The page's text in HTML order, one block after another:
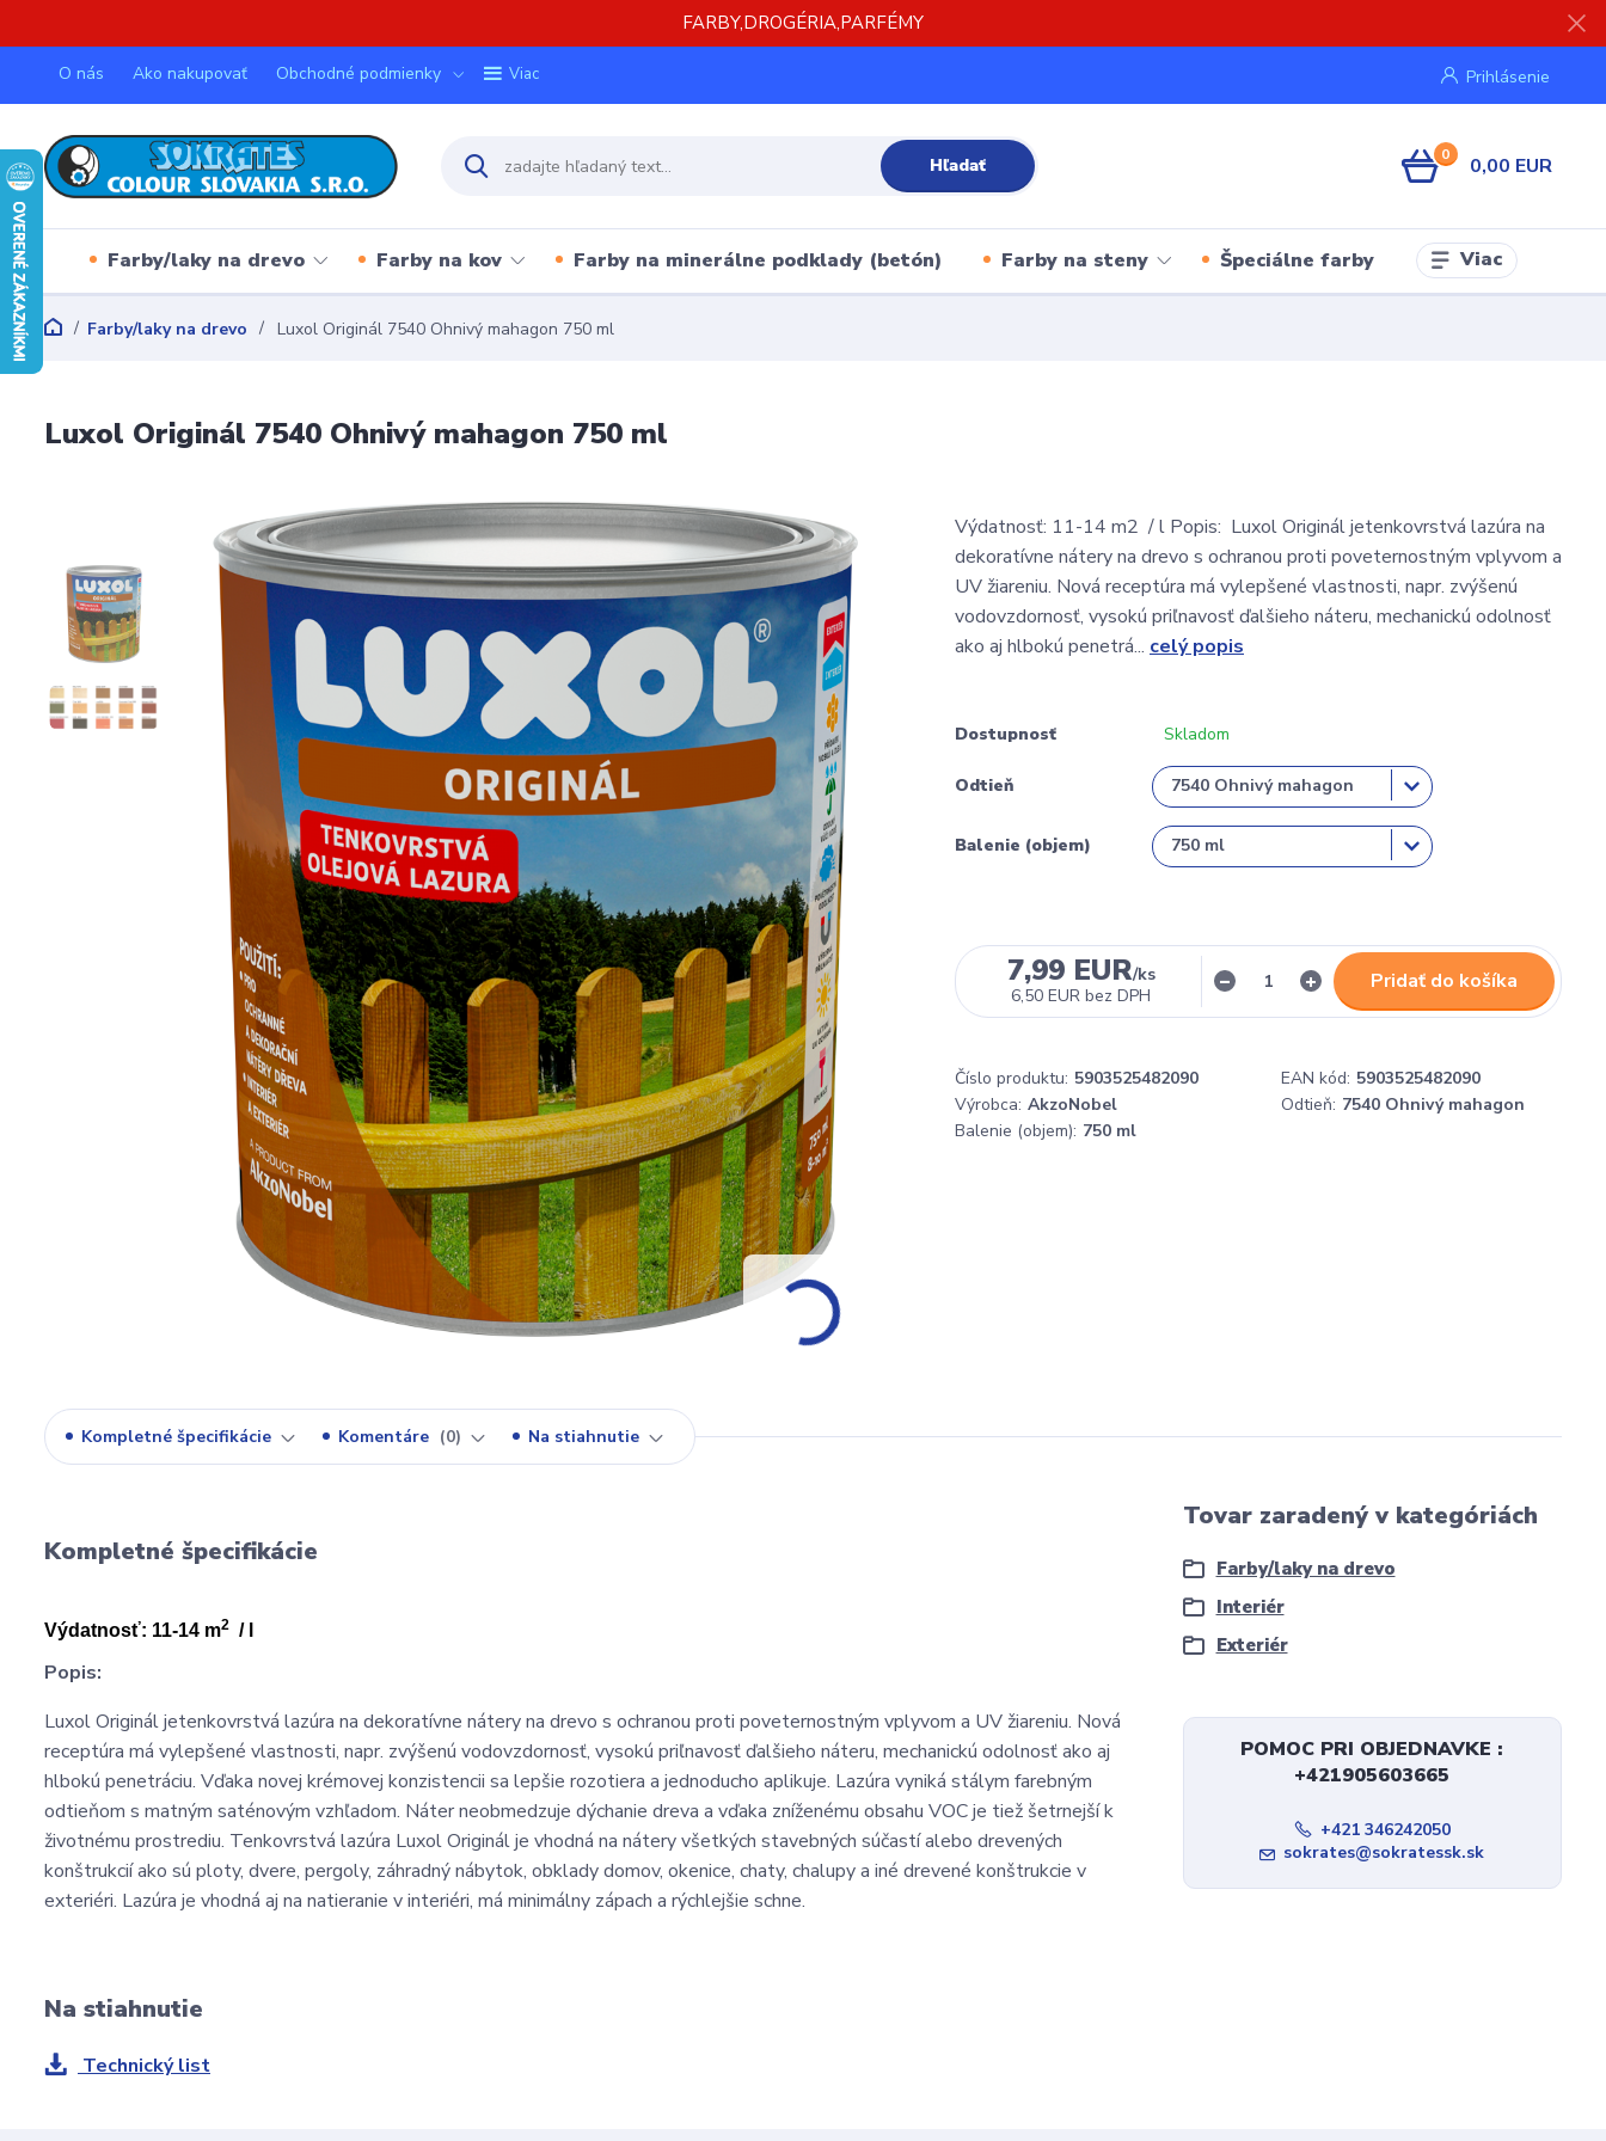
FARBY,DROGÉRIA,PARFÉMY
O nás Ako nakupovať Obchodné podmienky Viac Prihlásenie
Hľadať 0 0,00 EUR
Farby/laky na drevo Farby na kov Farby na minerálne podklady (betón) Farby na steny Špeciálne farby Viac
Farby/laky na drevo Luxol Originál 7540 Ohnivý mahagon 750 ml
Luxol Originál 7540 Ohnivý mahagon 750 ml
Výdatnosť: 11-14 m2 / l Popis: Luxol Originál jetenkovrstvá lazúra na
dekoratívne nátery na drevo s ochranou proti poveternostným vplyvom a
UV žiareniu. Nová receptúra má vylepšené vlastnosti, napr. zvýšenú
vodovzdornosť, vysokú priľnavosť ďalšieho náteru, mechanickú odolnosť
ako aj hlbokú penetrá... celý popis
Dostupnosť Skladom
Odtieň
Balenie (objem)
7,99 EUR/ks
6,50 EUR bez DPH
Pridať do košíka
Číslo produktu: 5903525482090 EAN kód: 5903525482090
Výrobca: AkzoNobel Odtieň: 7540 Ohnivý mahagon
Balenie (objem): 750 ml
Kompletné špecifikácie Komentáre 0 Na stiahnutie
Kompletné špecifikácie
Výdatnosť: 11-14 m2 / l
Popis:
Luxol Originál jetenkovrstvá lazúra na dekoratívne nátery na drevo s ochranou proti poveternostným vplyvom a UV žiareniu. Nová
receptúra má vylepšené vlastnosti, napr. zvýšenú vodovzdornosť, vysokú priľnavosť ďalšieho náteru, mechanickú odolnosť ako aj
hlbokú penetráciu. Vďaka novej krémovej konzistencii sa lepšie rozotiera a jednoducho aplikuje. Lazúra vyniká stálym farebným
odtieňom s matným saténovým vzhľadom. Náter neobmedzuje dýchanie dreva a vďaka zníženému obsahu VOC je tiež šetrnejší k
životnému prostrediu. Tenkovrstvá lazúra Luxol Originál je vhodná na nátery všetkých stavebných súčastí alebo drevených
konštrukcií ako sú ploty, dvere, pergoly, záhradný nábytok, obklady domov, okenice, chaty, chalupy a iné drevené konštrukcie v
exteriéri. Lazúra je vhodná aj na natieranie v interiéri, má minimálny zápach a rýchlejšie schne.
Tovar zaradený v kategóriách
Farby/laky na drevo
Interiér
Exteriér
POMOC PRI OBJEDNAVKE :
+421905603665
+421 346242050
sokrates@sokratessk.sk
Na stiahnutie
Technický list